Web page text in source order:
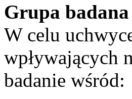
Grupa badana
W celu
wpływających
badanie wśród: